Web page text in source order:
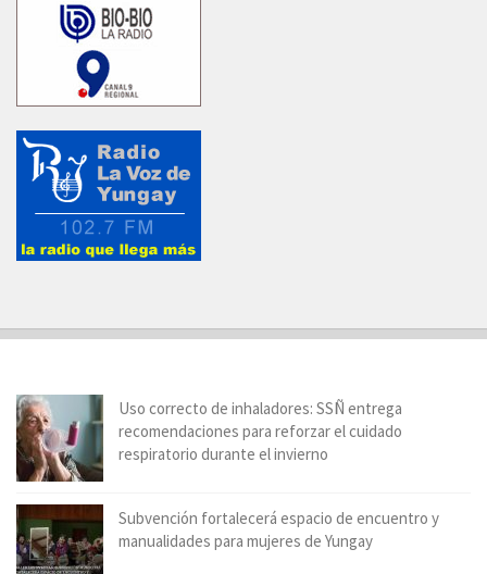
Uso correcto de inhaladores: SSÑ entrega
recomendaciones para reforzar el cuidado
respiratorio durante el invierno
Subvención fortalecerá espacio de encuentro y
manualidades para mujeres de Yungay